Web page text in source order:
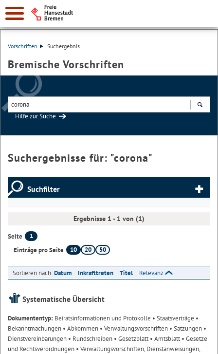
Vorschriften Suchergebnis
Bremische Vorschriften
Hilfe zur Suche
Suchergebnisse für: "corona"
Suchfilter
Ergebnisse 1 - 1 von (1)
Seite
1
Einträge pro Seite
10 20 50
Sortieren nach:Datum Inkrafttreten Titel Relevanz
Systematische Übersicht
Dokumententyp: Beiratsinformationen und Protokolle • Staatsverträge •
Bekanntmachungen • Abkommen • Verwaltungsvorschriften • Satzungen •
Dienstvereinbarungen • Rundschreiben • Gesetzblatt• Amtsblatt• Gesetze
und Rechtsverordnungen • Verwaltungsvorschriften, Dienstanweisungen,